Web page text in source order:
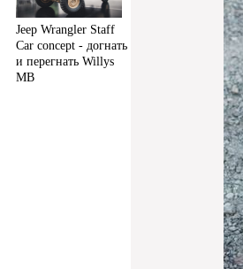
Jeep Wrangler Staff
Car concept - догнать
и перегнать Willys
MB